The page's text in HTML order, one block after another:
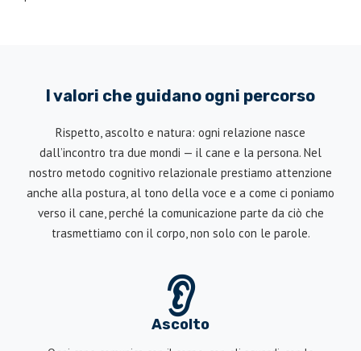
I valori che guidano ogni percorso
Rispetto, ascolto e natura: ogni relazione nasce
dall’incontro tra due mondi — il cane e la persona. Nel
nostro metodo cognitivo relazionale prestiamo attenzione
anche alla postura, al tono della voce e a come ci poniamo
verso il cane, perché la comunicazione parte da ciò che
trasmettiamo con il corpo, non solo con le parole.
👂
Ascolto